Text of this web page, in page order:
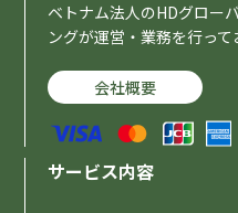
ベトナム法人のHDグロー
ングが運営・業務を行って
会社概要
サービス内容